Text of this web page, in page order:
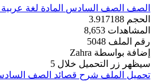
الصف الصف السادس المادة لغة عربية
الحجم 3.917188
المشاهدات 8,653
رقم الملف 5048
إضافة بواسطة Zahra
سيظهر زر التحميل خلال 5
تحميل الملف شرح قصائد الصف